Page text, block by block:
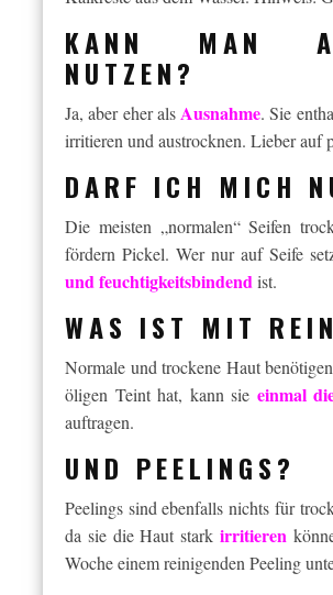
KANN MAN
NUTZEN?
Ja, aber eher alsAusnahme. Sie
irritieren und austrocknen. Lieber auf
DARF ICH MICH
Die meisten „normalen“ Seifen
fördern Pickel. Wer nur auf Seife
und feuchtigkeitsbindendist.
WAS IST MIT
Normale und trockene Haut
öligen Teint hat, kann sie einmal
auftragen.
UND PEELINGS?
Peelings sind ebenfalls nichts für
da sie die Haut stark irritieren
Woche einem reinigenden Peeling